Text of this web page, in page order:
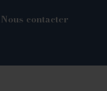
Nous contacter